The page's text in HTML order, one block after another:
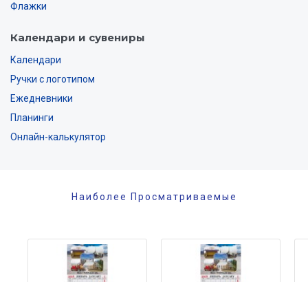
Флажки
Календари и сувениры
Календари
Ручки с логотипом
Ежедневники
Планинги
Онлайн-калькулятор
Наиболее Просматриваемые